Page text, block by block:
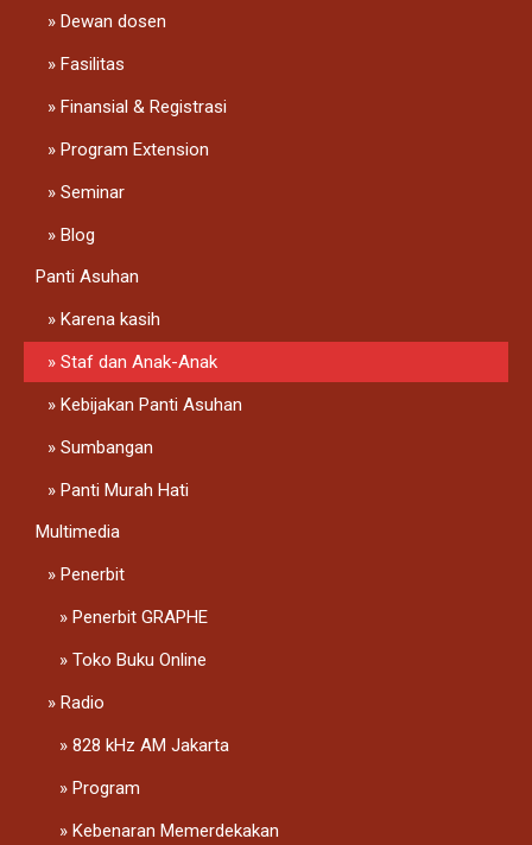
Dewan dosen
Fasilitas
Finansial & Registrasi
Program Extension
Seminar
Blog
Panti Asuhan
Karena kasih
Staf dan Anak-Anak
Kebijakan Panti Asuhan
Sumbangan
Panti Murah Hati
Multimedia
Penerbit
Penerbit GRAPHE
Toko Buku Online
Radio
828 kHz AM Jakarta
Program
Kebenaran Memerdekakan